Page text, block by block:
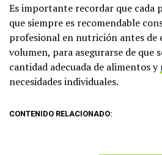
Es importante recordar que cada
que siempre es recomendable
profesional en nutrición antes de
volumen, para asegurarse de que
cantidad adecuada de alimentos y
necesidades individuales.
CONTENIDO RELACIONADO: